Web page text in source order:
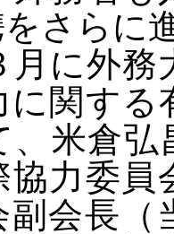
さらに
月に外
に関す
、米倉弘
協力委員
副会長